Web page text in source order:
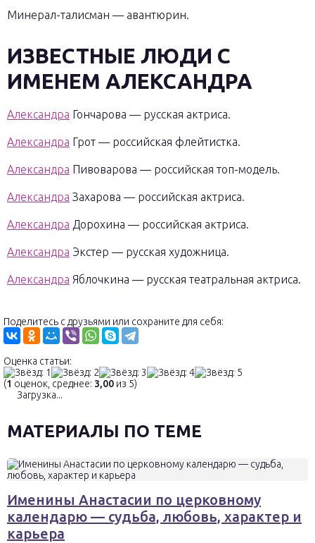
Минерал-талисман — авантюрин.
ИЗВЕСТНЫЕ ЛЮДИ С
ИМЕНЕМ АЛЕКСАНДРА
Александра Гончарова — русская актриса.
Александра Грот — российская флейтистка.
Александра Пивоварова — российская топ-модель.
Александра Захарова — российская актриса.
Александра Дорохина — российская актриса.
Александра Экстер — русская художница.
Александра Яблочкина — русская театральная актриса.
Поделитесь с друзьями или сохраните для себя:
Оценка статьи:
(1 оценок, среднее: 3,00 из 5)
Загрузка...
МАТЕРИАЛЫ ПО ТЕМЕ
Именины Анастасии по церковному
календарю — судьба, любовь, характер и
карьера